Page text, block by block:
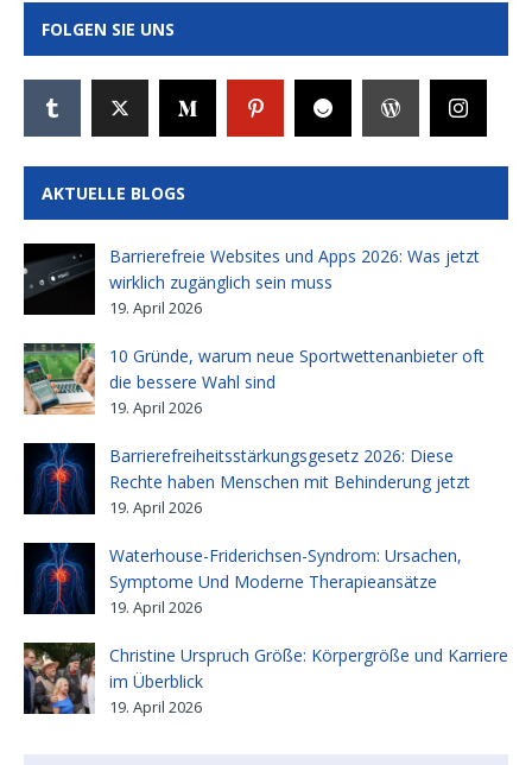
FOLGEN SIE UNS
AKTUELLE BLOGS
Barrierefreie Websites und Apps 2026: Was jetzt
wirklich zugänglich sein muss
19. April 2026
10 Gründe, warum neue Sportwettenanbieter oft
die bessere Wahl sind
19. April 2026
Barrierefreiheitsstärkungsgesetz 2026: Diese
Rechte haben Menschen mit Behinderung jetzt
19. April 2026
Waterhouse-Friderichsen-Syndrom: Ursachen,
Symptome Und Moderne Therapieansätze
19. April 2026
Christine Urspruch Größe: Körpergröße und Karriere
im Überblick
19. April 2026